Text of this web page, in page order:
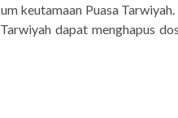
keutamaan Puasa
dapat menghapus